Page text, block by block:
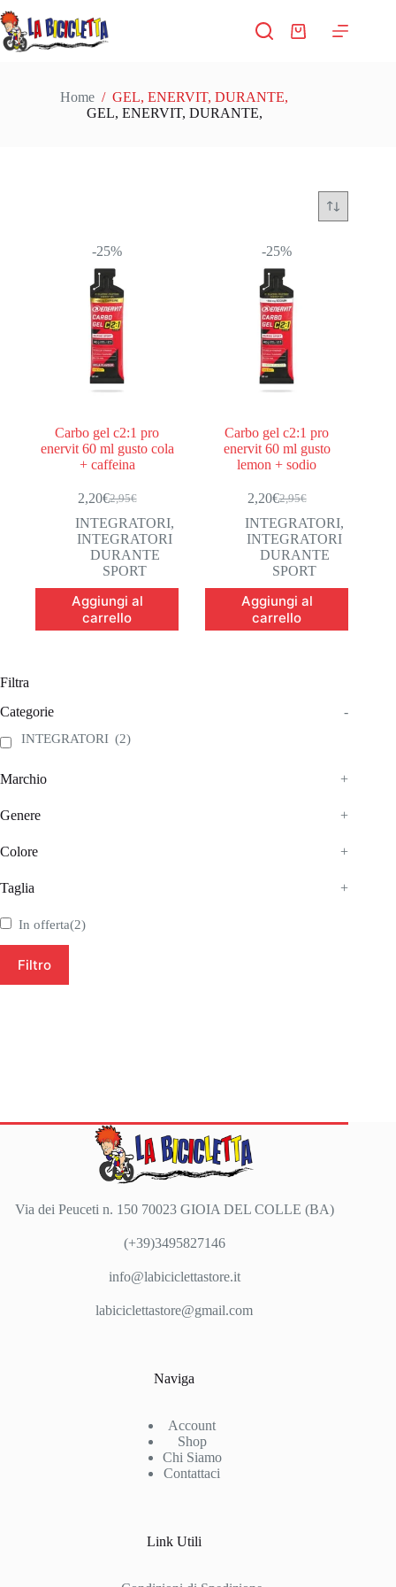
al
contenuto
Carrello
Home / GEL, ENERVIT, DURANTE,
GEL, ENERVIT, DURANTE,
-25%
Carbo gel c2:1 pro
enervit 60 ml gusto cola
+ caffeina
2,95€
Il
prezzo
originale
era:
2,95€.
2,20€Il
prezzo
attuale
è:
2,20€.
INTEGRATORI,
INTEGRATORI
DURANTE
SPORT
Aggiungi al
carrello
-25%
Carbo gel c2:1 pro
enervit 60 ml gusto
lemon + sodio
2,95€
Il
prezzo
originale
era:
2,95€.
2,20€Il
prezzo
attuale
è:
2,20€.
INTEGRATORI,
INTEGRATORI
DURANTE
SPORT
Aggiungi al
carrello
Filtra
Categorie
-
INTEGRATORI (2)
Marchio +
Genere +
Colore +
Taglia +
In offerta(2)
Filtro
Via dei Peuceti n. 150 70023 GIOIA DEL COLLE (BA)
(+39)3495827146
info@labiciclettastore.it
labiciclettastore@gmail.com
Naviga
Account
Shop
Chi Siamo
Contattaci
Link Utili